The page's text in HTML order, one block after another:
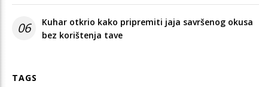
06
Kuhar otkrio kako pripremiti jaja savršenog okusa
bez korištenja tave
TAGS